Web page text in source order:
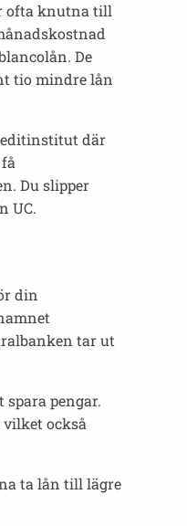
ofta knutna till
De
tio mindre lån
där
Du slipper
UC.
din
tar ut
pengar.
också
ta lån till lägre